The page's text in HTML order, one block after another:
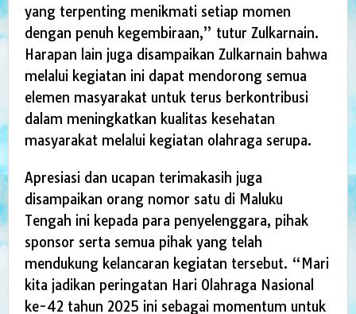
yang terpenting menikmati setiap momen
dengan penuh kegembiraan,” tutur Zulkarnain.
Harapan lain juga disampaikan Zulkarnain bahwa
melalui kegiatan ini dapat mendorong semua
elemen masyarakat untuk terus berkontribusi
dalam meningkatkan kualitas kesehatan
masyarakat melalui kegiatan olahraga serupa.
Apresiasi dan ucapan terimakasih juga
disampaikan orang nomor satu di Maluku
Tengah ini kepada para penyelenggara, pihak
sponsor serta semua pihak yang telah
mendukung kelancaran kegiatan tersebut. “Mari
kita jadikan peringatan Hari Olahraga Nasional
ke-42 tahun 2025 ini sebagai momentum untuk